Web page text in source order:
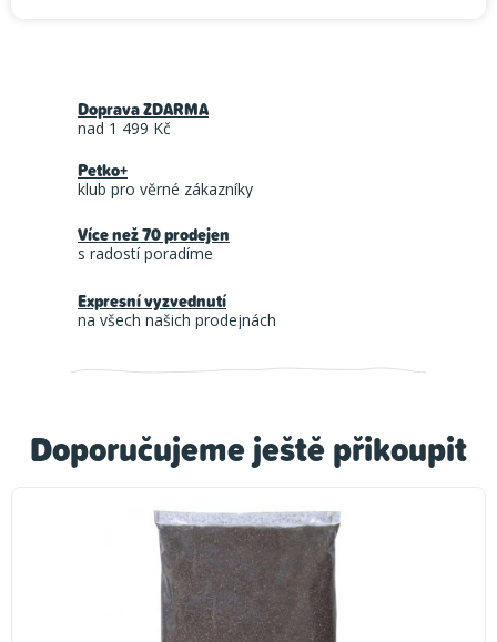
Doporučujeme ještě přikoupit
Doprava ZDARMA
nad 1 499 Kč
Petko+
klub pro věrné zákazníky
Více než 70 prodejen
s radostí poradíme
Expresní vyzvednutí
na všech našich prodejnách